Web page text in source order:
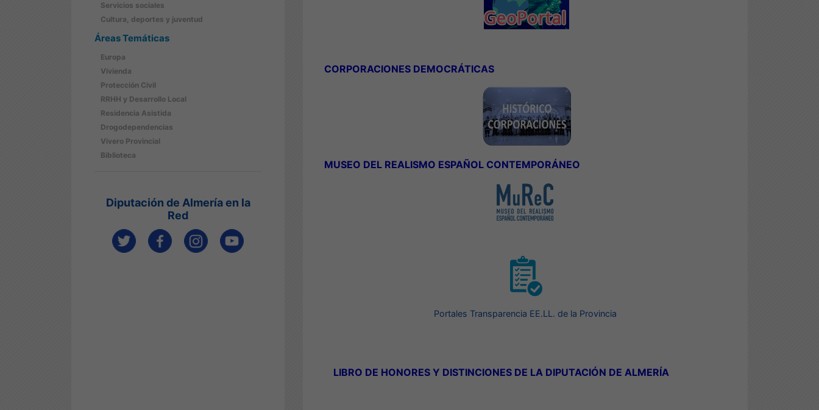
Servicios sociales
Cultura, deportes y juventud
Áreas Temáticas
Europa
Vivienda
Protección Civil
RRHH y Desarrollo Local
Residencia Asistida
Drogodependencias
Vivero Provincial
Biblioteca
Diputación de Almería en la
Red
CORPORACIONES DEMOCRÁTICAS
MUSEO DEL REALISMO ESPAÑOL CONTEMPORÁNEO
Portales Transparencia EE.LL. de la Provincia
LIBRO DE HONORES Y DISTINCIONES DE LA DIPUTACIÓN DE ALMERÍA